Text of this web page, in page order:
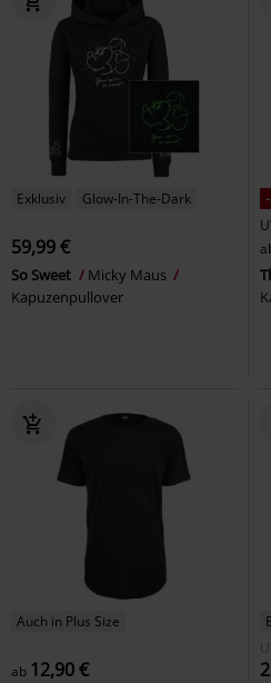
Exklusiv Glow-In-The-Dark
59,99 €
So Sweet
Micky Maus
Kapuzenpullover
Auch in Plus Size
ab 12,90 €